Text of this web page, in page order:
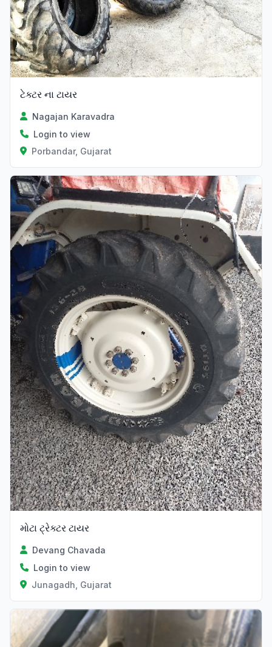
ટેક્ટર ના ટાયર
Nagajan Karavadra
Login to view
Porbandar, Gujarat
મોટા ટ્રેક્ટર ટાયર
Devang Chavada
Login to view
Junagadh, Gujarat